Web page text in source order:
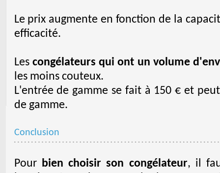
Le prix augmente en fonction de la
efficacité.
Les congélateurs qui ont un volume
les moins couteux.
L'entrée de gamme se fait à 150 € et
de gamme.
Conclusion
Pour bien choisir son congélateur, il